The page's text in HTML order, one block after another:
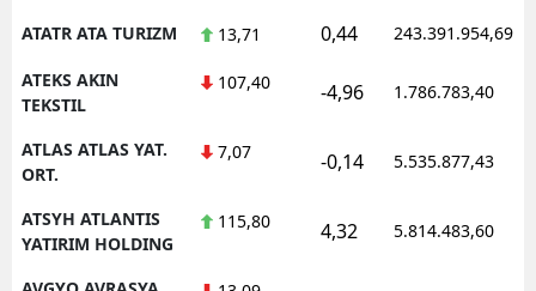
ATATR ATA TURIZM 13,71 0,44 243.391.954,69
ATEKS AKIN
TEKSTIL
107,40 -4,96 1.786.783,40
ATLAS ATLAS YAT.
ORT.
7,07 -0,14 5.535.877,43
ATSYH ATLANTIS
YATIRIM HOLDING
115,80 4,32 5.814.483,60